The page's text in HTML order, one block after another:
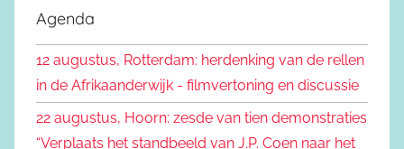
e
n
a
e
n
Agenda
12 augustus, Rotterdam: herdenking van de rellen
in de Afrikaanderwijk - filmvertoning en discussie
22 augustus, Hoorn: zesde van tien demonstraties
“Verplaats het standbeeld van J.P. Coen naar het